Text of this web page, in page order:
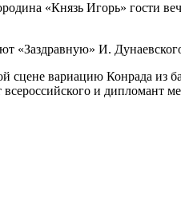
«Князь Игорь» гости
«Заздравную» И.
вариацию Конрада из
и дипломант